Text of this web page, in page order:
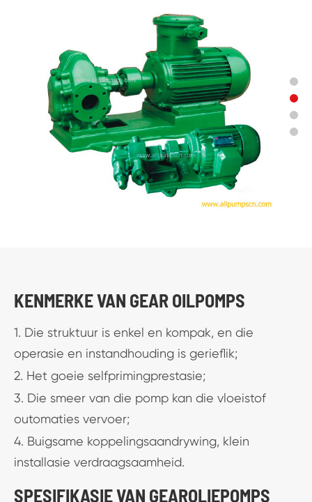
KENMERKE VAN GEAR OILPOMPS
1. Die struktuur is enkel en kompak, en die
operasie en instandhouding is gerieflik;
2. Het goeie selfprimingprestasie;
3. Die smeer van die pomp kan die vloeistof
outomaties vervoer;
4. Buigsame koppelingsaandrywing, klein
installasie verdraagsaamheid.
SPESIFIKASIE VAN GEAROLIEPOMPS